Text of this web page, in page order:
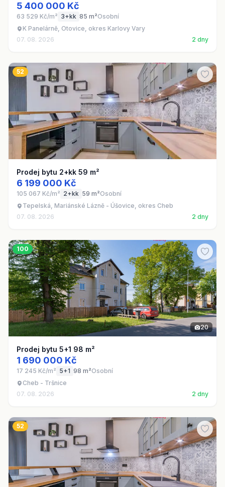
5 400 000 Kč
63 529 Kč/m² 3+kk 85 m²Osobní
K Panelárně, Otovice, okres Karlovy Vary
07. 08. 2026
2 dny
52
Prodej bytu 2+kk 59 m²
6 199 000 Kč
105 067 Kč/m² 2+kk 59 m²Osobní
Tepelská, Mariánské Lázně - Úšovice, okres Cheb
07. 08. 2026
2 dny
100
20
Prodej bytu 5+1 98 m²
1 690 000 Kč
17 245 Kč/m² 5+1 98 m²Osobní
Cheb - Tršnice
07. 08. 2026
2 dny
52